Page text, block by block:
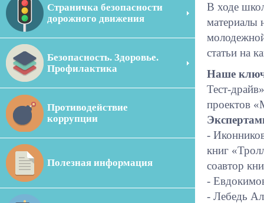
Страничка безопасности
дорожного движения
Безопасность. Здоровье.
Профилактика
Противодействие
коррупции
Полезная информация
В ходе
материалы
статьи на
Наше
Тест-
проектов
-
книг
соавтор
-
- Лебедь